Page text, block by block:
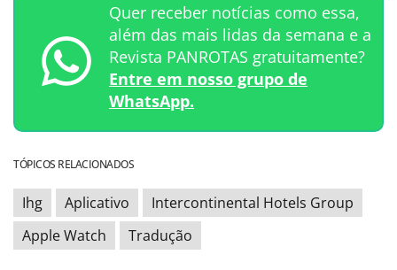
Quer receber notícias como essa,
além das mais lidas da semana e a
Revista PANROTAS gratuitamente?
Entre em nosso grupo de
WhatsApp.
TÓPICOS RELACIONADOS
Ihg Aplicativo
Intercontinental Hotels Group
Apple Watch
Tradução